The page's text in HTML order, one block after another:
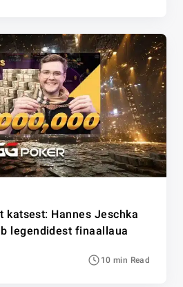
katsest: Hannes Jeschka
legendidest finaallaua
10 min Read